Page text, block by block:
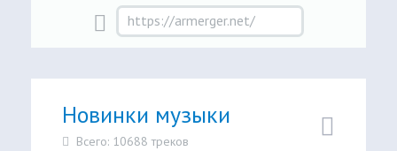
Новинки музыки
Всего: 10688 треков